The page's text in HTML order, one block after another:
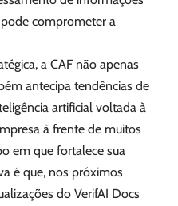
comprometer a
a CAF não apenas
antecipa tendências de
artificial voltada à
à frente de muitos
em que fortalece sua
é que, nos próximos
do VerifAI Docs